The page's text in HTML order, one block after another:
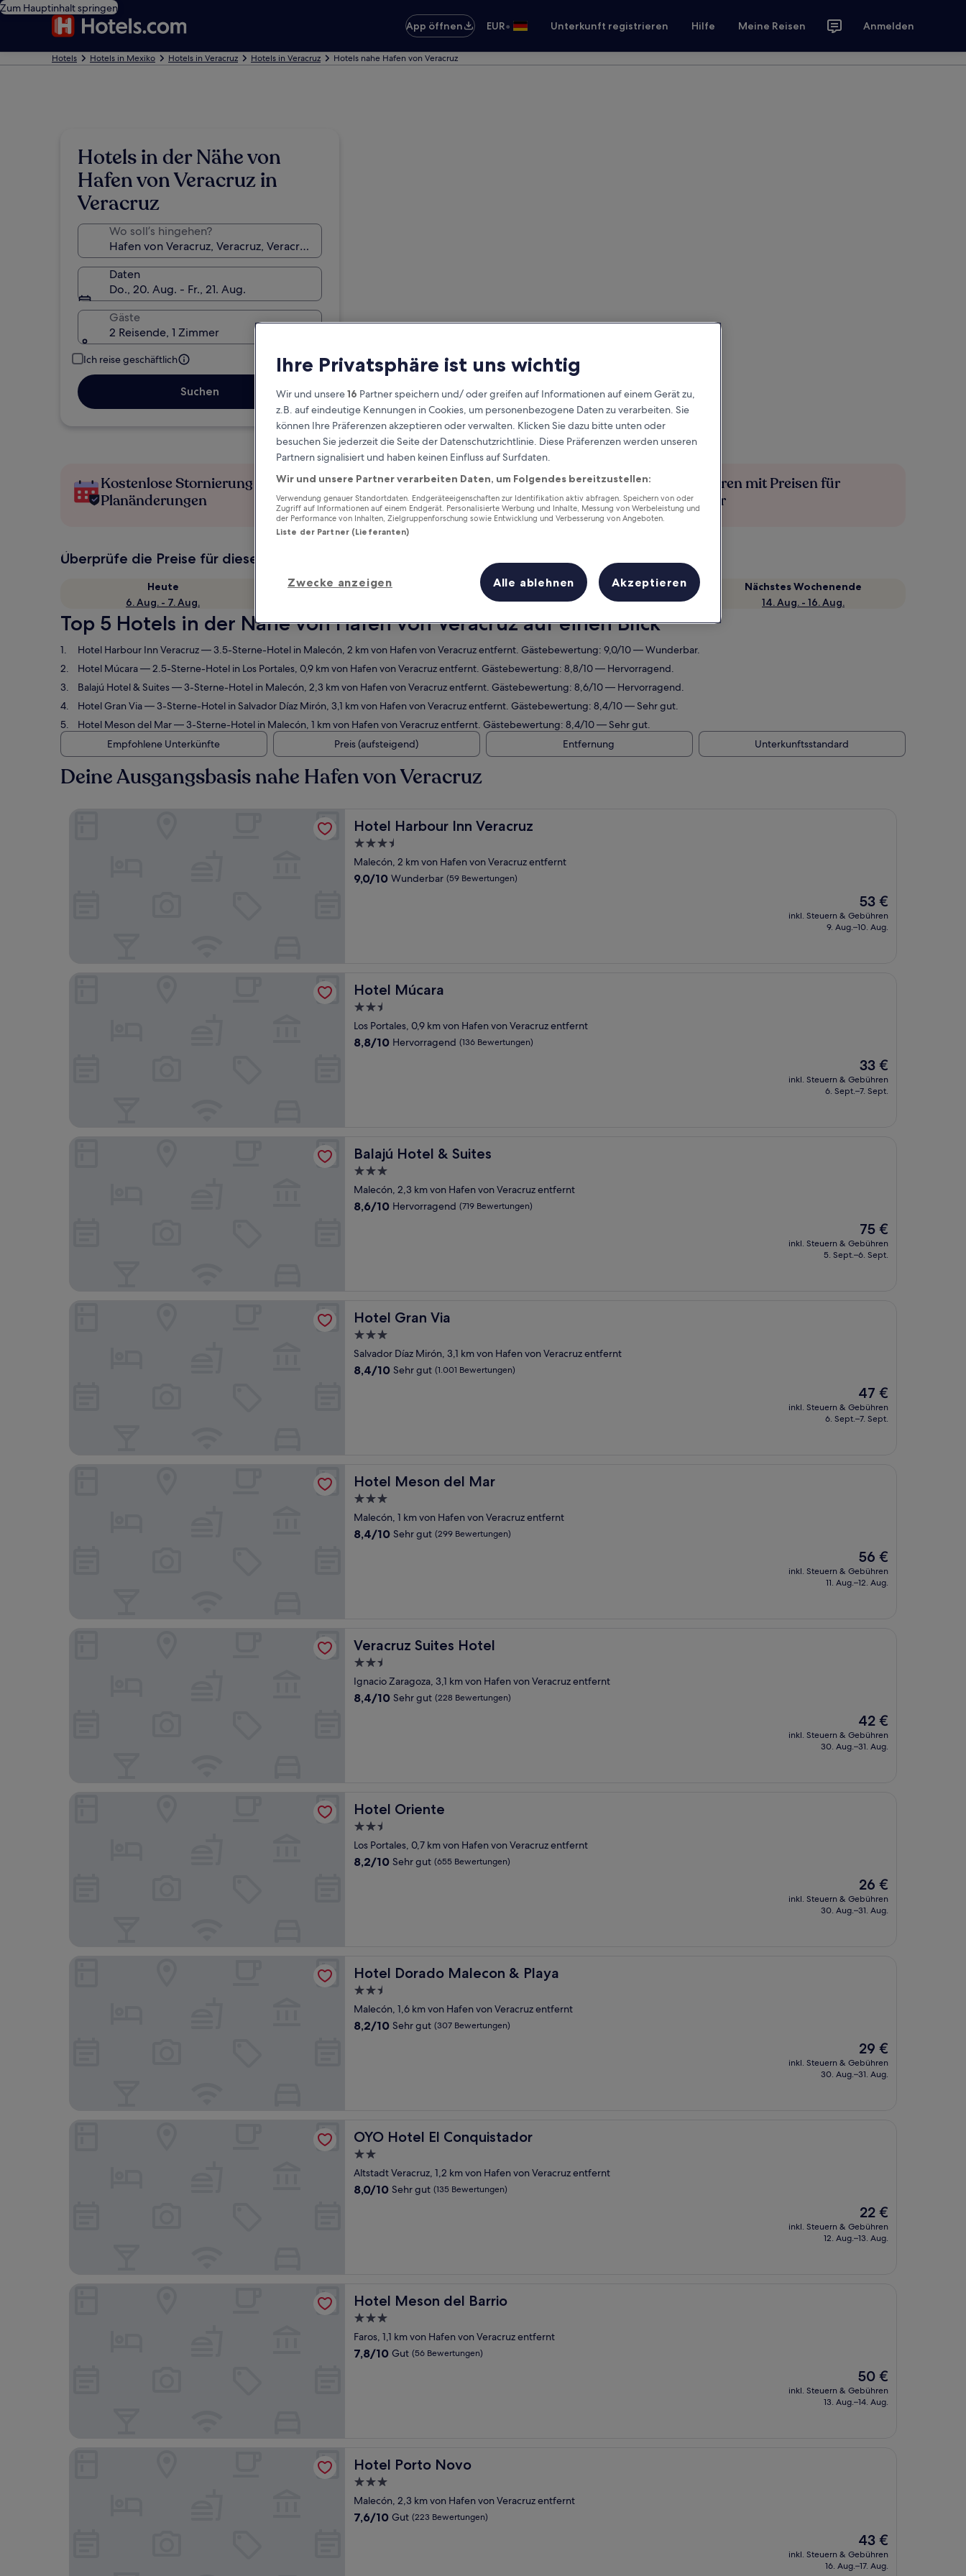
Zum Hauptinhalt springen
App öffnen
EUR• Unterkunft registrieren Hilfe Meine Reisen Anmelden
Hotels Hotels in Mexiko Hotels in Veracruz Hotels in Veracruz Hotels nahe Hafen von Veracruz
Hotels in der Nähe von
Hafen von Veracruz in
Veracruz
Wo soll’s hingehen?
Daten
Do., 20. Aug. - Fr., 21. Aug.
Gäste
2 Reisende, 1 Zimmer
Ich reise geschäftlich
Suchen
Kostenlose Stornierung bei
Planänderungen
Verdiene Prämien für jede
wahrgenommene Übernachtung
Mehr sparen mit Preisen für
Mitglieder
Überprüfe die Preise für diese Daten
Heute
6. Aug. - 7. Aug.
Morgen
Dieses Wochenende
7. Aug. - 9. Aug.
Nächstes Wochenende
14. Aug. - 16. Aug.
Top 5 Hotels in der Nähe von Hafen von Veracruz auf einen Blick
Hotel Harbour Inn Veracruz— 3.5-Sterne-Hotel in Malecón, 2 km von Hafen von Veracruz entfernt. Gästebewertung: 9,0/10 — Wunderbar.
Hotel Múcara— 2.5-Sterne-Hotel in Los Portales, 0,9 km von Hafen von Veracruz entfernt. Gästebewertung: 8,8/10 — Hervorragend.
Balajú Hotel & Suites— 3-Sterne-Hotel in Malecón, 2,3 km von Hafen von Veracruz entfernt. Gästebewertung: 8,6/10 — Hervorragend.
Hotel Gran Via— 3-Sterne-Hotel in Salvador Díaz Mirón, 3,1 km von Hafen von Veracruz entfernt. Gästebewertung: 8,4/10 — Sehr gut.
Hotel Meson del Mar— 3-Sterne-Hotel in Malecón, 1 km von Hafen von Veracruz entfernt. Gästebewertung: 8,4/10 — Sehr gut.
Empfohlene Unterkünfte
Preis (aufsteigend) Entfernung Unterkunftsstandard
Deine Ausgangsbasis nahe Hafen von Veracruz
Hotel Harbour Inn Veracruz
Hotel Harbour Inn Veracruz
3.5-
Sterne-
Unterkunft
Malecón, 2 km von Hafen von Veracruz entfernt
9.0
9,0/10 Wunderbar (59 Bewertungen)
Der
Preis
beträgt
53 €
inkl. Steuern & Gebühren
9. Aug.–10. Aug.
Hotel Múcara
Hotel Múcara
2.5-
Sterne-
Unterkunft
Los Portales, 0,9 km von Hafen von Veracruz entfernt
8.8
8,8/10 Hervorragend (136 Bewertungen)
Der
Preis
beträgt
33 €
inkl. Steuern & Gebühren
6. Sept.–7. Sept.
Balajú Hotel & Suites
Balajú Hotel & Suites
3.0-
Sterne-
Unterkunft
Malecón, 2,3 km von Hafen von Veracruz entfernt
8.6
8,6/10 Hervorragend (719 Bewertungen)
Der
Preis
beträgt
75 €
inkl. Steuern & Gebühren
5. Sept.–6. Sept.
Hotel Gran Via
Hotel Gran Via
3.0-
Sterne-
Unterkunft
Salvador Díaz Mirón, 3,1 km von Hafen von Veracruz entfernt
8.4
8,4/10 Sehr gut (1.001 Bewertungen)
Der
Preis
beträgt
47 €
inkl. Steuern & Gebühren
6. Sept.–7. Sept.
Hotel Meson del Mar
Hotel Meson del Mar
3.0-
Sterne-
Unterkunft
Malecón, 1 km von Hafen von Veracruz entfernt
8.4
8,4/10 Sehr gut (299 Bewertungen)
Der
Preis
beträgt
56 €
inkl. Steuern & Gebühren
11. Aug.–12. Aug.
Veracruz Suites Hotel
Veracruz Suites Hotel
2.5-
Sterne-
Unterkunft
Ignacio Zaragoza, 3,1 km von Hafen von Veracruz entfernt
8.4
8,4/10 Sehr gut (228 Bewertungen)
Der
Preis
beträgt
42 €
inkl. Steuern & Gebühren
30. Aug.–31. Aug.
Hotel Oriente
Hotel Oriente
2.5-
Sterne-
Unterkunft
Los Portales, 0,7 km von Hafen von Veracruz entfernt
8.2
8,2/10 Sehr gut (655 Bewertungen)
Der
Preis
beträgt
26 €
inkl. Steuern & Gebühren
30. Aug.–31. Aug.
Hotel Dorado Malecon & Playa
Hotel Dorado Malecon & Playa
2.5-
Sterne-
Unterkunft
Malecón, 1,6 km von Hafen von Veracruz entfernt
8.2
8,2/10 Sehr gut (307 Bewertungen)
Der
Preis
beträgt
29 €
inkl. Steuern & Gebühren
30. Aug.–31. Aug.
OYO Hotel El Conquistador
OYO Hotel El Conquistador
2.0-
Sterne-
Unterkunft
Altstadt Veracruz, 1,2 km von Hafen von Veracruz entfernt
8.0
8,0/10 Sehr gut (135 Bewertungen)
Der
Preis
beträgt
22 €
inkl. Steuern & Gebühren
12. Aug.–13. Aug.
Hotel Meson del Barrio
Hotel Meson del Barrio
3.0-
Sterne-
Unterkunft
Faros, 1,1 km von Hafen von Veracruz entfernt
7.8
7,8/10 Gut (56 Bewertungen)
Der
Preis
beträgt
50 €
inkl. Steuern & Gebühren
13. Aug.–14. Aug.
Hotel Porto Novo
Hotel Porto Novo
3.0-
Sterne-
Unterkunft
Malecón, 2,3 km von Hafen von Veracruz entfernt
7.6
7,6/10 Gut (223 Bewertungen)
Der
Preis
beträgt
43 €
inkl. Steuern & Gebühren
16. Aug.–17. Aug.
Ihre Privatsphäre ist uns wichtig
Wir und unsere16 Partner speichern und/ oder greifen auf Informationen auf einem Gerät zu,
z.B. auf eindeutige Kennungen in Cookies, um personenbezogene Daten zu verarbeiten. Sie
können Ihre Präferenzen akzeptieren oder verwalten. Klicken Sie dazu bitte unten oder
besuchen Sie jederzeit die Seite der Datenschutzrichtlinie. Diese Präferenzen werden unseren
Partnern signalisiert und haben keinen Einfluss auf Surfdaten.
Wir und unsere Partner verarbeiten Daten, um Folgendes bereitzustellen:
Verwendung genauer Standortdaten. Endgeräteeigenschaften zur Identifikation aktiv abfragen. Speichern von oder
Zugriff auf Informationen auf einem Endgerät. Personalisierte Werbung und Inhalte, Messung von Werbeleistung und
der Performance von Inhalten, Zielgruppenforschung sowie Entwicklung und Verbesserung von Angeboten.
Liste der Partner (Lieferanten)
Zwecke anzeigen Alle ablehnen Akzeptieren